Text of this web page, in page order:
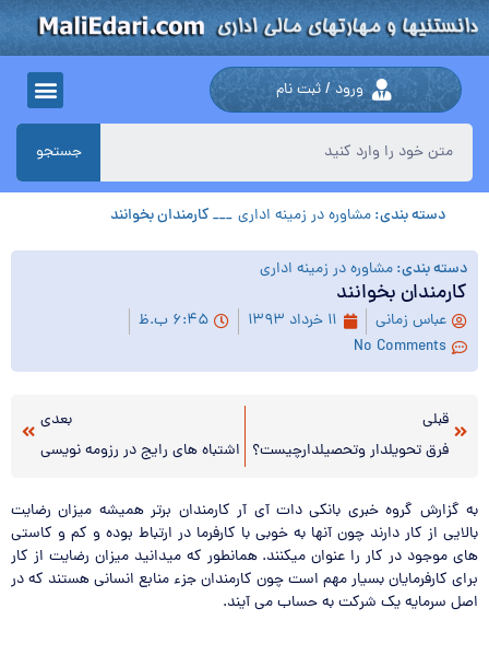
ورود / ثبت نام
جستجو
دسته بندی:مشاوره در زمینه اداری ___ کارمندان بخوانند
دسته بندی:مشاوره در زمینه اداری
کارمندان بخوانند
عباس زمانی ۱۱ خرداد ۱۳۹۳
۶:۴۵ ب.ظ
No Comments
قبلی
فرق تحویلدار وتحصيلدارچیست؟
بعدی
اشتباه های رایج در رزومه نویسی
به گزارش گروه خبری بانکی دات آی آر کارمندان برتر همیشه میزان رضایت
بالایی از کار دارند چون آنها به خوبی با کارفرما در ارتباط بوده و کم و کاستی
های موجود در کار را عنوان میکنند. همانطور که میدانید میزان رضایت از کار
برای کارفرمایان بسیار مهم است چون کارمندان جزء منابع انسانی هستند که در
اصل سرمایه یک شرکت به حساب می آیند.